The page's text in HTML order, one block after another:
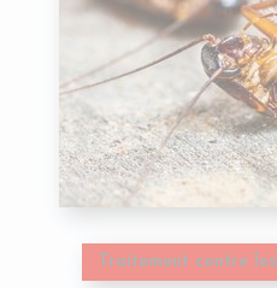
Traitement contre